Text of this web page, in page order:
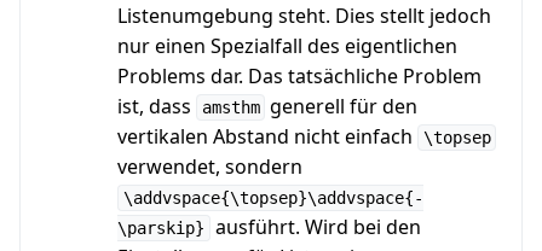
Listenumgebung steht. Dies stellt jedoch
nur einen Spezialfall des eigentlichen
Problems dar. Das tatsächliche Problem
ist, dass
amsthm generell für den
vertikalen Abstand nicht einfach
\topsep
verwendet, sondern
\addvspace{\topsep}\addvspace{-
\parskip}
ausführt. Wird bei den